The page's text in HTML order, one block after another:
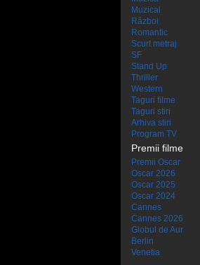
Muzical
Război
Romantic
Scurt metraj
SF
Stand Up
Thriller
Western
Taguri filme
Taguri stiri
Arhiva stiri
Program TV
Premii filme
Premii Oscar
Oscar 2026
Oscar 2025
Oscar 2024
Cannes
Cannes 2026
Globul de Aur
Berlin
Venetia